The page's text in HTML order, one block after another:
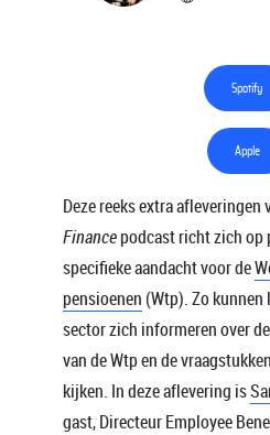
Spotify
Apple
Deze reeks extra afleveringen
Financepodcast richt zich op
specifieke aandacht voor de
pensioenen (Wtp). Zo
sector zich informeren over
van de Wtp en de
kijken. In deze aflevering is
gast, Directeur Employee